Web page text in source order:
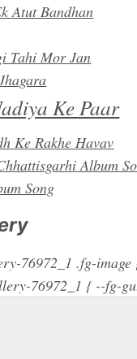
Atut Bandhan
Tahi Mor Jan
Ke Paar
Ke Rakhe Havav
Album
Song
76972_1 .fg-
76972_1 { --fg-